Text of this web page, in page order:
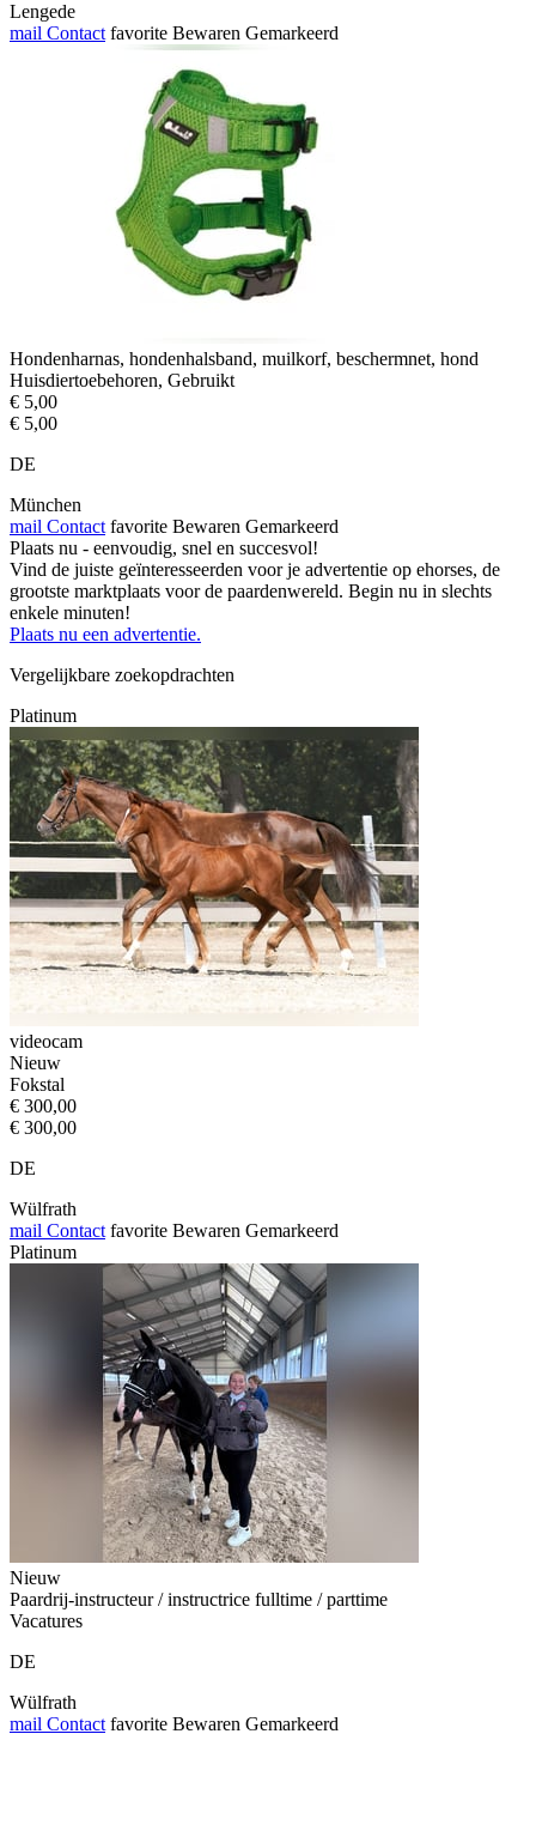
Lengede
mail Contact favorite Bewaren Gemarkeerd
Hondenharnas, hondenhalsband, muilkorf, beschermnet, hond
Huisdiertoebehoren, Gebruikt
€ 5,00
€ 5,00
DE
München
mail Contact favorite Bewaren Gemarkeerd
Plaats nu - eenvoudig, snel en succesvol!
Vind de juiste geïnteresseerden voor je advertentie op ehorses, de
grootste marktplaats voor de paardenwereld. Begin nu in slechts
enkele minuten!
Plaats nu een advertentie.
Vergelijkbare zoekopdrachten
Platinum
videocam
Nieuw
Fokstal
€ 300,00
€ 300,00
DE
Wülfrath
mail Contact favorite Bewaren Gemarkeerd
Platinum
Nieuw
Paardrij-instructeur / instructrice fulltime / parttime
Vacatures
DE
Wülfrath
mail Contact favorite Bewaren Gemarkeerd